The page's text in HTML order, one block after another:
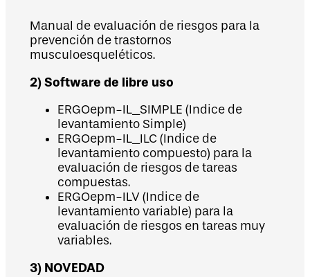
Manual de evaluación de riesgos para la
prevención de trastornos
musculoesqueléticos.
2) Software de libre uso
ERGOepm-IL_SIMPLE (Indice de
levantamiento Simple)
ERGOepm-IL_ILC (Indice de
levantamiento compuesto) para la
evaluación de riesgos de tareas
compuestas.
ERGOepm-ILV (Indice de
levantamiento variable) para la
evaluación de riesgos en tareas muy
variables.
3) NOVEDAD